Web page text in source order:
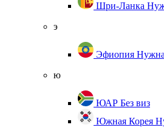
Шри-Ланка
э
Эфиопия
ю
ЮАР Без виз
Южная Корея